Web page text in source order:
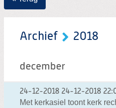
Archief 2018
december
24-12-2018 24-12-2018
Met kerkasiel toont kerk